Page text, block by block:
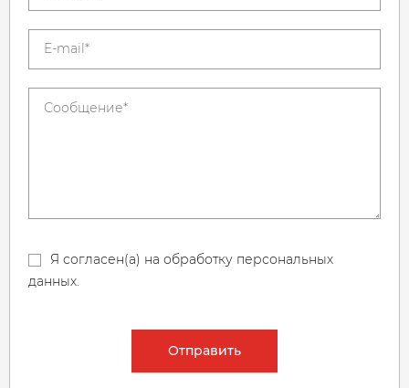
Я согласен(а) на обработку персональных
данных.
Отправить